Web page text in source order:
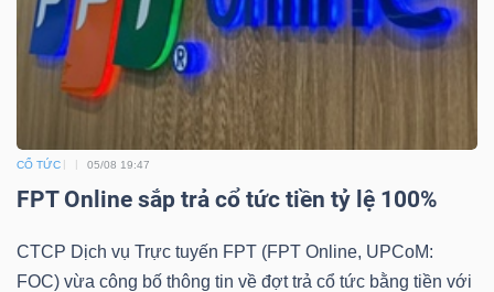
CỔ TỨC 05/08 19:47
FPT Online sắp trả cổ tức tiền tỷ lệ 100%
CTCP Dịch vụ Trực tuyến FPT (FPT Online, UPCoM:
FOC) vừa công bố thông tin về đợt trả cổ tức bằng tiền với
KHỎE
TÀI
CHÍNH